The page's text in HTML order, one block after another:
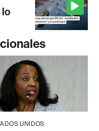
lo
UNIDOS